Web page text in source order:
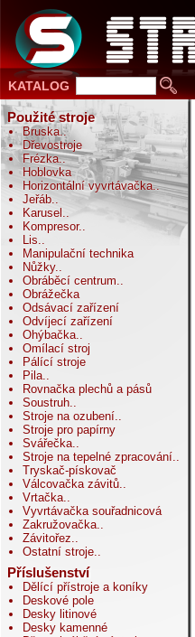
KATALOG
Použité stroje
Bruska..
Dřevostroje
Frézka..
Hoblovka
Horizontální vyvrtávačka..
Jeřáb..
Karusel ..
Kompresor..
Lis..
Manipulační technika
Nůžky..
Obráběcí centrum..
Obrážečka
Odsávací zařízení
Odvíjecí zařízení
Ohýbačka..
Omílací stroj
Pálící stroje
Pila..
Rovnačka plechů a pásů
Soustruh..
Stroje na ozubení..
Stroje pro papírny
Svářečka..
Stroje na tepelné zpracování..
Tryskač-pískovač
Válcovačka závitů..
Vrtačka..
Vyvrtávačka souřadnicová
Zakružovačka..
Závitořez..
Ostatní stroje..
Příslušenství
Dělící přístroje a koníky
Deskové pole
Desky litinové
Desky kamenné